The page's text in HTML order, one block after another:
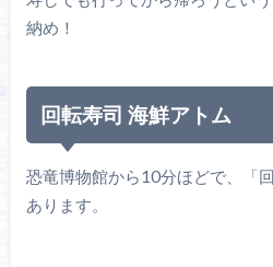
納め！
回転寿司 海鮮アトム
恐竜博物館から10分ほどで、「
あります。